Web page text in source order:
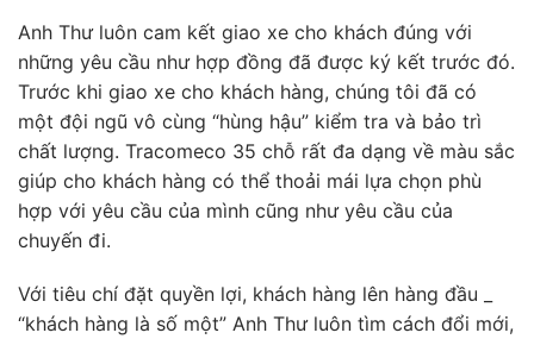
Anh Thư luôn cam kết giao xe cho khách đúng với
những yêu cầu như hợp đồng đã được ký kết trước đó.
Trước khi giao xe cho khách hàng, chúng tôi đã có
một đội ngũ vô cùng “hùng hậu” kiểm tra và bảo trì
chất lượng. Tracomeco 35 chỗ rất đa dạng về màu sắc
giúp cho khách hàng có thể thoải mái lựa chọn phù
hợp với yêu cầu của mình cũng như yêu cầu của
chuyến đi.
Với tiêu chí đặt quyền lợi, khách hàng lên hàng đầu _
“khách hàng là số một” Anh Thư luôn tìm cách đổi mới,